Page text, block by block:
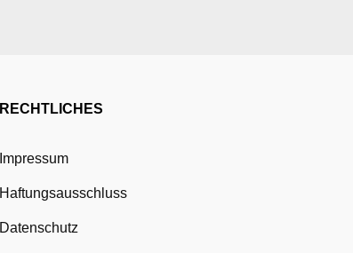
RECHTLICHES
Impressum
Haftungsausschluss
Datenschutz